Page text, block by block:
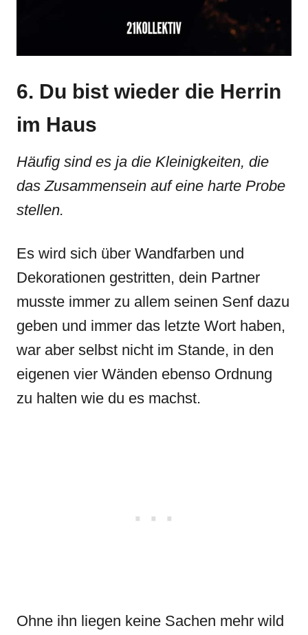
6. Du bist wieder die Herrin
im Haus
Häufig sind es ja die Kleinigkeiten, die
das Zusammensein auf eine harte Probe
stellen.
Es wird sich über Wandfarben und
Dekorationen gestritten, dein Partner
musste immer zu allem seinen Senf dazu
geben und immer das letzte Wort haben,
war aber selbst nicht im Stande, in den
eigenen vier Wänden ebenso Ordnung
zu halten wie du es machst.
Ohne ihn liegen keine Sachen mehr wild